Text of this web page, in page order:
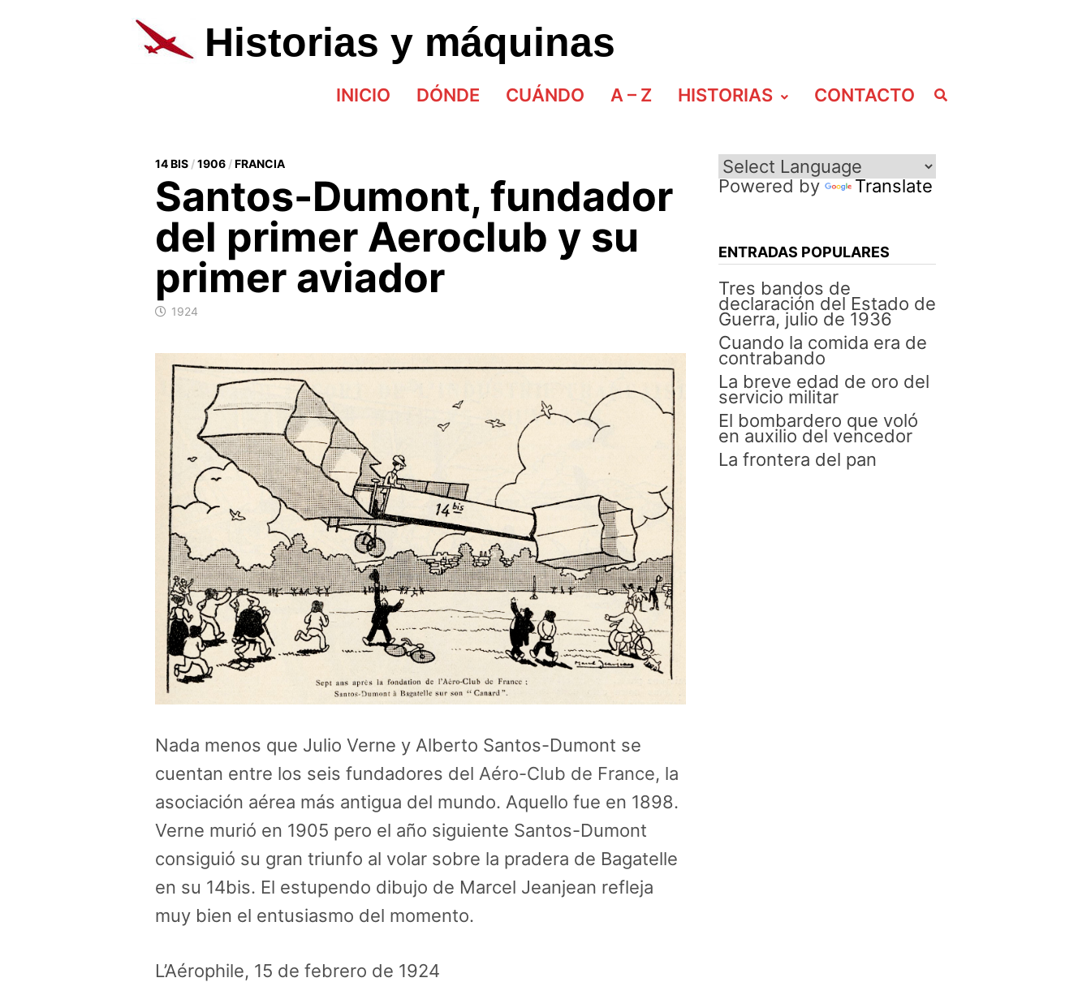
al
contenidoHistorias y máquinas
INICIO DÓNDE CUÁNDO A – Z HISTORIAS CONTACTO
14 BIS/1906/FRANCIA
Santos-Dumont, fundador
del primer Aeroclub y su
primer aviador
1924
Nada menos que Julio Verne y Alberto Santos-Dumont se
cuentan entre los seis fundadores del Aéro-Club de France, la
asociación aérea más antigua del mundo. Aquello fue en 1898.
Verne murió en 1905 pero el año siguiente Santos-Dumont
consiguió su gran triunfo al volar sobre la pradera de Bagatelle
en su 14bis. El estupendo dibujo de Marcel Jeanjean refleja
muy bien el entusiasmo del momento.
L’Aérophile, 15 de febrero de 1924
Powered by Translate
ENTRADAS POPULARES
Tres bandos de
declaración del Estado de
Guerra, julio de 1936
Cuando la comida era de
contrabando
La breve edad de oro del
servicio militar
El bombardero que voló
en auxilio del vencedor
La frontera del pan